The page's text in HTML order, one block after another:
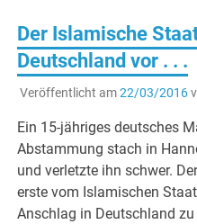
Der Islamische
Deutschland vor . . .
Veröffentlicht am22/03/2016
Ein 15-jähriges deutsches
Abstammung stach in
und verletzte ihn schwer.
erste vom Islamischen
Anschlag in Deutschland zu